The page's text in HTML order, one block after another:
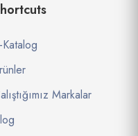
Katalog
Markalar